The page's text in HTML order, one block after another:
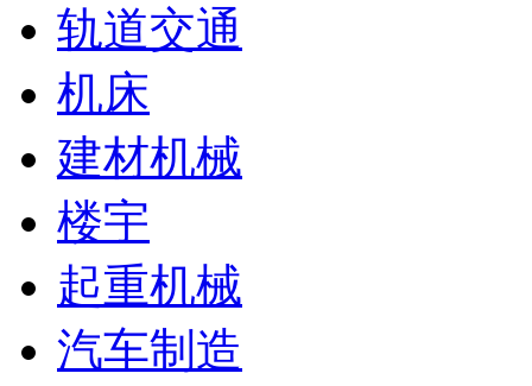
轨道交通
机床
建材机械
楼宇
起重机械
汽车制造